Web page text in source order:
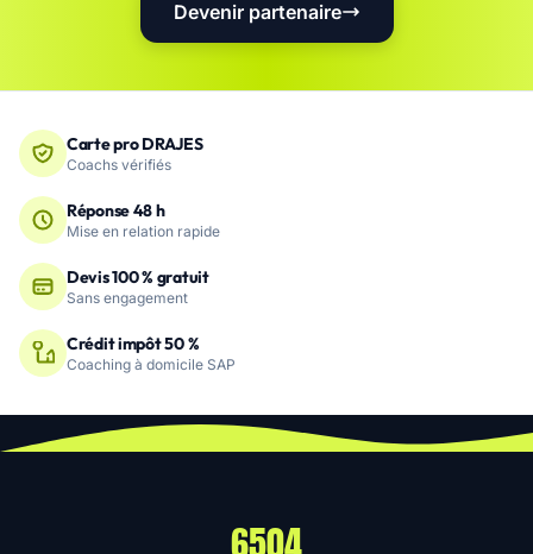
Devenir partenaire
Carte pro DRAJES
Coachs vérifiés
Réponse 48 h
Mise en relation rapide
Devis 100 % gratuit
Sans engagement
Crédit impôt 50 %
Coaching à domicile SAP